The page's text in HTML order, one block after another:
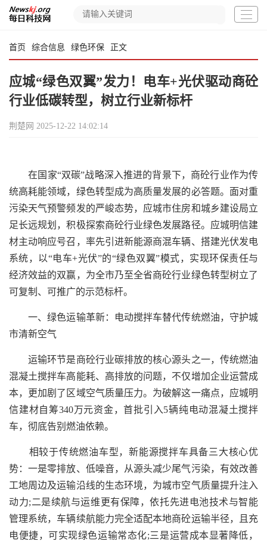
首页 综合信息 绿色环保 正文
应城“绿色双翼”发力！电车+光伏驱动商砼
行业低碳转型，树立行业新标杆
荆楚网 2025-12-22 14:02:14
在国家“双碳”战略深入推进的背景下，商砼行业作为传
统高耗能领域，绿色转型成为高质量发展的必答题。面对重
污染天气预警频发的严峻态势，应城市住房和城乡建设局立
足长远规划，积极探索商砼行业绿色发展路径。应城明信建
材主动响应号召，率先引进新能源商混车辆、搭建光伏发电
系统，以“电车+光伏”的“绿色双翼”模式，实现环保责任与
经济效益的双赢，为全市乃至全省商砼行业绿色转型树立了
可复制、可推广的示范标杆。
一、绿色运输革新：电动搅拌车替代传统燃油，守护城
市清新空气
运输环节是商砼行业碳排放的核心源头之一，传统燃油
混凝土搅拌车高能耗、高排放的问题，不仅增加企业运营成
本，更加剧了区域空气质量压力。为破解这一痛点，应城明
信建材自筹340万元资金，首批引入5辆纯电动混凝土搅拌
车，彻底告别燃油依赖。
相较于传统燃油车型，新能源搅拌车具备三大核心优
势：一是零排放、低噪音，从源头减少尾气污染，有效改善
工地周边及运输沿线的生态环境，为城市空气质量提升注入
动力;二是续航与运维更有保障，依托先进电池技术与智能
管理系统，车辆续航能力完全适配本地商砼运输半径，且充
电便捷，可实现绿色运输常态化;三是运营成本显著降低，